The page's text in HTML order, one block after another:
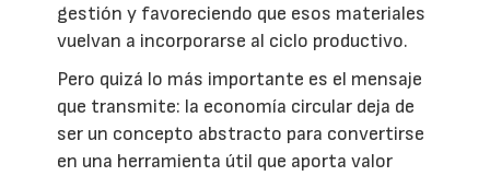
gestión y favoreciendo que esos materiales
vuelvan a incorporarse al ciclo productivo.
Pero quizá lo más importante es el mensaje
que transmite: la economía circular deja de
ser un concepto abstracto para convertirse
en una herramienta útil que aporta valor